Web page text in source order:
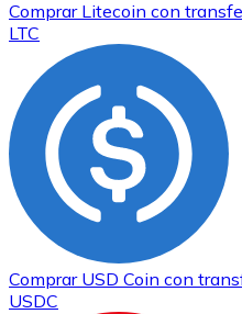
Comprar Litecoin con
LTC
Comprar USD Coin con
USDC